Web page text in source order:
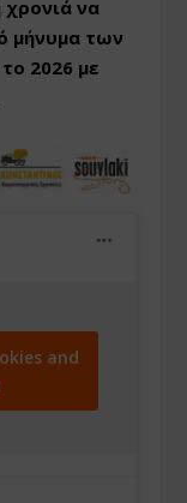
χρονιά να
μήνυμα των
2026 με
and